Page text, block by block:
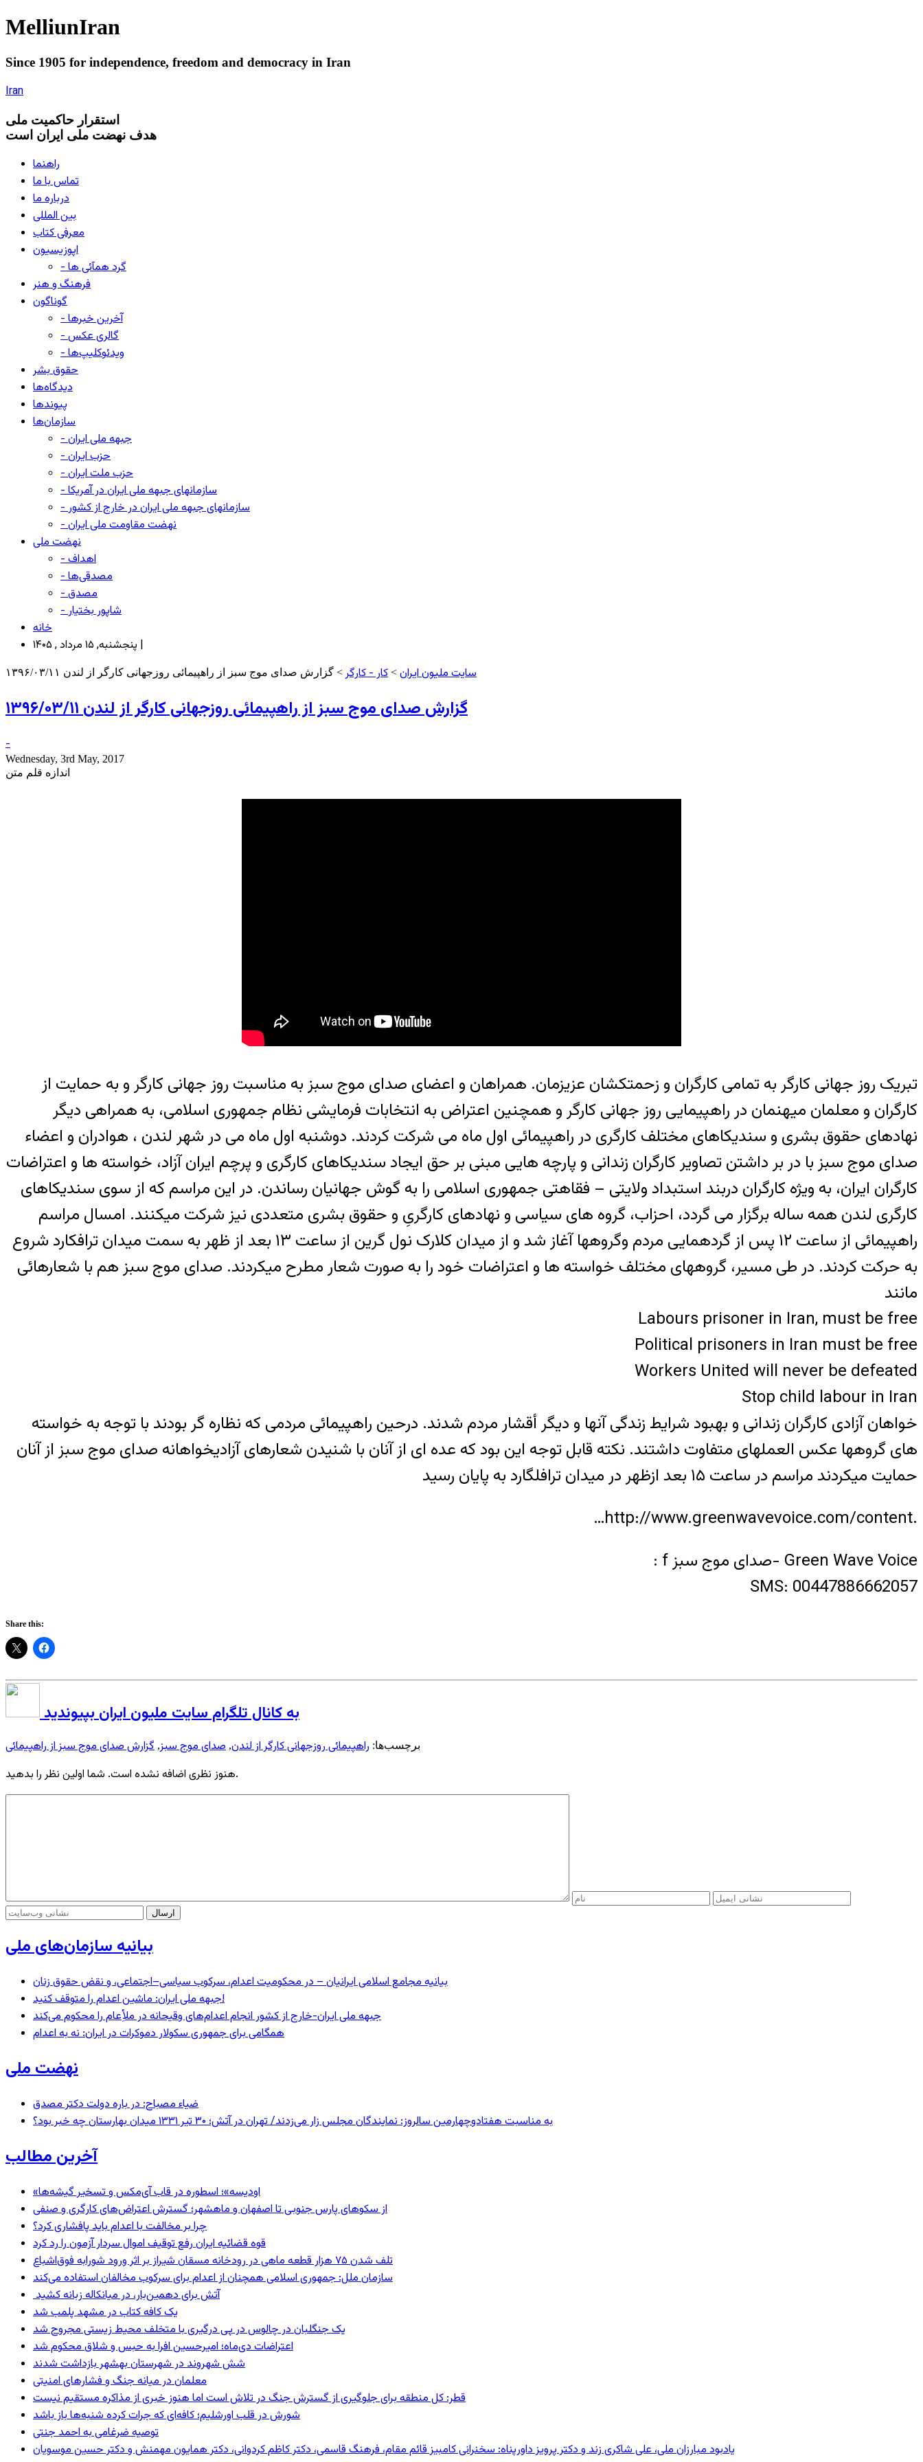
MelliunIran
Since 1905 for independence, freedom and democracy in Iran
Iran
استقرار حاکميت ملی
هدف نهضت ملی ایران است
راهنما
تماس با ما
درباره ما
بین المللی
معرفی کتاب
اپوزیسیون
- گرد همآئی ها
فرهنگ و هنر
گوناگون
- آخرین خبرها
- گالری عکس
- ویدئوکلیپ‌ها
حقوق بشر
دیدگاه‌ها
پیوندها
سازمان‌ها
- جبهه ملی ایران
- حزب ایران
- حزب ملت ایران
- سازمانهای جبهه ملی ایران در آمریکا
- سازمانهای جبهه ملی ایران در خارج از کشور
- نهضت مقاومت ملی ایران
نهضت ملی
- اهداف
- مصدقی‌ها
- مصدق
- شاپور بختیار
خانه
پنجشنبه, ۱۵ مرداد , ۱۴۰۵ |
سایت ملیون ایران > کار - کارگر > گزارش صدای موج سبز از راهپیمائی روزجهانی کارگر از لندن ۱۳۹۶/۰۳/۱۱
گزارش صدای موج سبز از راهپیمائی روزجهانی کارگر از لندن ۱۳۹۶/۰۳/۱۱
-
Wednesday, 3rd May, 2017
اندازه قلم متن
تبریک روز جهانی کارگر به تمامی کارگران و زحمتکشان عزیزمان. همراهان و اعضای صدای موج سبز به مناسبت روز جهانی کارگر و به حمایت از
کارگران و معلمان میهنمان در راهپیمایی روز جهانی کارگر و همچنین اعتراض به انتخابات فرمایشی نظام جمهوری اسلامی، به همراهی دیگر
نهادهای حقوق بشری و سندیکاهای مختلف کارگری در راهپیمائی اول ماه می شرکت کردند. دوشنبه اول ماه می در شهر لندن ، هوادران و اعضاء
صدای موج سبز با در بر داشتن تصاویر کارگران زندانی و پارچه هایی مبنی بر حق ایجاد سندیکاهای کارگری و پرچم ایران آزاد، خواسته ها و اعتراضات
کارگران ایران، به ویژه کارگران دربند استبداد ولایتی – فقاهتی جمهوری اسلامی را به گوش جهانیان رساندن. در این مراسم که از سوی سندیکاهای
کارگری لندن همه ساله برگزار می گردد، احزاب، گروه های سیاسی و نهادهای کارگریِ و حقوق بشری متعددی نیز شرکت میکنند. امسال مراسم
راهپیمائی از ساعت ١٢ پس از گردهمایی مردم وگروهها آغاز شد و از میدان کلارک نول گرین از ساعت ١٣ بعد از ظهر به سمت میدان ترافکارد شروع
به حرکت کردند. در طی مسیر، گروههای مختلف خواسته ها و اعتراضات خود را به صورت شعار مطرح میکردند. صدای موج سبز هم با شعارهائی
مانند
Labours prisoner in Iran, must be free
Stop child labour in Iran
خواهان آزادی کارگران زندانی و بهبود شرایط زندگی آنها و دیگر أقشار مردم شدند. درحین راهپیمائی مردمی که نظاره گر بودند با توجه به خواسته
های گروهها عکس العملهای متفاوت داشتند. نکته قابل توجه این بود که عده ای از آنان با شنیدن شعارهای آزادیخواهانه صدای موج سبز از آنان
حمایت میکردند مراسم در ساعت ١۵ بعد ازظهر در میدان ترافلگارد به پایان رسید
.http://www.greenwavevoice.com/content…
: f صدای موج سبز- Green Wave Voice
SMS: 00447886662057
Share this:
به کانال تلگرام سایت ملیون ایران بپیوندید
برچسب‌ها: راهپیمائی روزجهانی کارگر از لندن, صدای موج سبز, گزارش صدای موج سبز از راهپیمائی
هنوز نظری اضافه نشده است. شما اولین نظر را بدهید.
بیانیه سازمان‌های ملی
بیانیه مجامع اسلامی ایرانیان – در محکومیت اعدام، سرکوب سیاسی–اجتماعی، و نقض حقوق زنان
جبهه ملی ایران: ماشین اعدام را متوقف کنید!
جبهه ملی ایران-خارج از کشور انجام اعدام‌های وقیحانه در ملأِعام را محکوم می‌کند
همگامی برای جمهوری سکولار دموکرات در ایران: نه به اعدام
نهضت ملی
ضیاء مصباح: در باره دولت دکتر مصدق
به مناسبت هفتادوچهارمین سالروز: نمایندگان مجلس زار می‌زدند/ تهران در آتش؛ ۳۰ تیر ۱۳۳۱ میدان بهارستان چه خبر بود؟
آخرین مطالب
«اودیسه»؛ اسطوره در قاب آی‌مکس و تسخیر گیشه‌ها
از سکوهای پارس جنوبی تا اصفهان و ماهشهر؛ گسترش اعتراض‌های کارگری و صنفی
چرا بر مخالفت با اعدام باید پافشاری کرد؟
قوه قضائیه ایران رفع توقیف اموال سردار آزمون را رد کرد
تلف شدن ۷۵ هزار قطعه ماهی در رودخانه مسقان شیراز بر اثر ورود شورابه فوق‌اشباع
سازمان ملل: جمهوری اسلامی همچنان از اعدام برای سرکوب مخالفان استفاده می‌کند
آتش برای دهمین‌بار، در میانکاله زبانه کشید
یک کافه کتاب در مشهد پلمب شد
یک جنگلبان در چالوس در پی درگیری با متخلف محیط زیستی مجروح شد
اعتراضات دی‌ماه؛ امیرحسین افرا به حبس و شلاق محکوم شد
شش شهروند در شهرستان بهشهر بازداشت شدند
معلمان در میانه جنگ و فشارهای امنیتی
قطر: کل منطقه برای جلوگیری از گسترش جنگ در تلاش است اما هنوز خبری از مذاکره مستقیم نیست
شورش در قلب اورشلیم؛ کافه‌ای که جرات کرده شنبه‌ها باز باشد
توصیه ضرغامی به احمد جنتی
یادبود مبارزان ملی، علی شاکری زند و دکتر پرویز داورپناه: سخنرانی کامبیز قائم مقام، فرهنگ قاسمی، دکتر کاظم کردوانی، دکتر همایون مهمنش و دکتر حسین موسویان